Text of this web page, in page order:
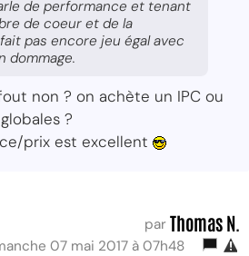
de performance et tenant
de coeur et de la
pas encore jeu égal avec
dommage.
non ? on achète un IPC ou
?
prix est excellent
par Thomas N.
07 mai 2017 à 07h48